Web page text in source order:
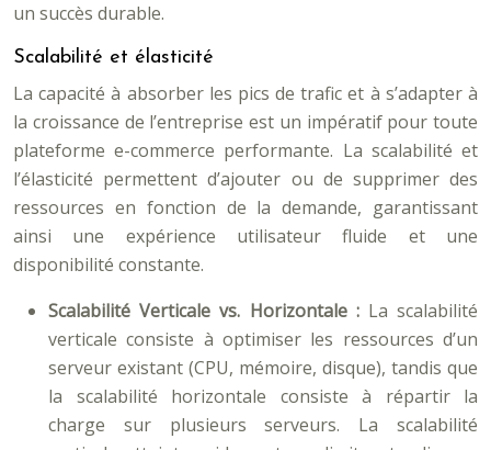
un succès durable.
Scalabilité et élasticité
La capacité à absorber les pics de trafic et à s’adapter à
la croissance de l’entreprise est un impératif pour toute
plateforme e-commerce performante. La scalabilité et
l’élasticité permettent d’ajouter ou de supprimer des
ressources en fonction de la demande, garantissant
ainsi une expérience utilisateur fluide et une
disponibilité constante.
Scalabilité Verticale vs. Horizontale : La scalabilité
verticale consiste à optimiser les ressources d’un
serveur existant (CPU, mémoire, disque), tandis que
la scalabilité horizontale consiste à répartir la
charge sur plusieurs serveurs. La scalabilité